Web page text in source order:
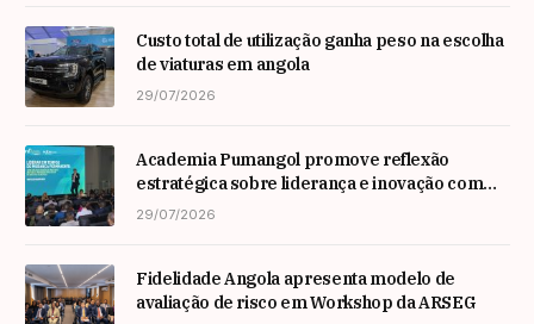
Custo total de utilização ganha peso na escolha
de viaturas em angola
29/07/2026
Academia Pumangol promove reflexão
estratégica sobre liderança e inovação com
especialista internacional Nadim Habib
29/07/2026
Fidelidade Angola apresenta modelo de
avaliação de risco em Workshop da ARSEG